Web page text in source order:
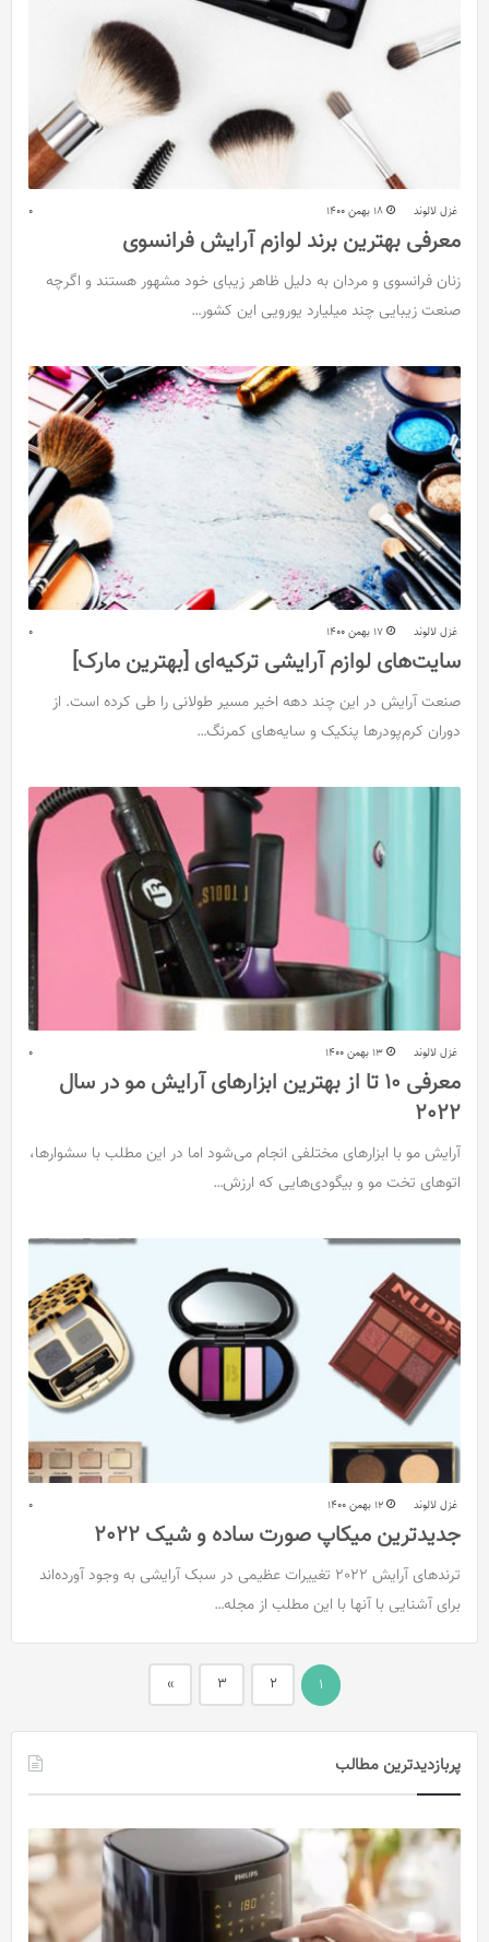
غزل لالوند 18 بهمن 1400 0
معرفی بهترین برند لوازم آرایش فرانسوی
زنان فرانسوی و مردان به دلیل ظاهر زیبای خود مشهور هستند و اگرچه
صنعت زیبایی چند میلیارد یورویی این کشور…
غزل لالوند 17 بهمن 1400 0
سایت‌های لوازم آرایشی ترکیه‌ای [بهترین مارک]
صنعت آرایش در این چند دهه اخیر مسیر طولانی را طی کرده است. از
دوران کرم‌پودرها پنکیک و سایه‌های کمرنگ…
غزل لالوند 13 بهمن 1400 0
معرفی 10 تا از بهترین ابزارهای آرایش مو در سال
2022
آرایش مو با ابزارهای مختلفی انجام می‌شود اما در این مطلب با سشوارها،
اتوهای تخت مو و بیگودی‌هایی که ارزش…
غزل لالوند 12 بهمن 1400 0
جدیدترین میکاپ صورت ساده و شیک 2022
ترندهای آرایش 2022 تغییرات عظیمی در سبک آرایشی به وجود آورده‌اند
برای آشنایی با آنها با این مطلب از مجله…
1
2
3
»
پربازدیدترین مطالب